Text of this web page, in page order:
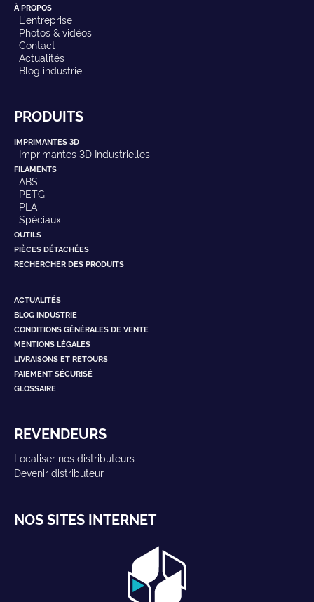
À PROPOS
L'entreprise
Photos & vidéos
Contact
Actualités
Blog industrie
PRODUITS
IMPRIMANTES 3D
Imprimantes 3D Industrielles
FILAMENTS
ABS
PETG
PLA
Spéciaux
OUTILS
PIÈCES DÉTACHÉES
RECHERCHER DES PRODUITS
ACTUALITÉS
BLOG INDUSTRIE
CONDITIONS GÉNÉRALES DE VENTE
MENTIONS LÉGALES
LIVRAISONS ET RETOURS
PAIEMENT SÉCURISÉ
GLOSSAIRE
REVENDEURS
Localiser nos distributeurs
Devenir distributeur
NOS SITES INTERNET